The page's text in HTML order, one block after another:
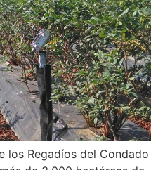
los Regadíos del Condado